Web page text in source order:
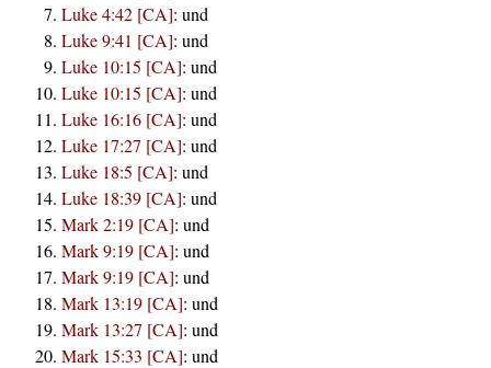
Luke 4:42 [CA]: und
Luke 9:41 [CA]: und
Luke 10:15 [CA]: und
Luke 10:15 [CA]: und
Luke 16:16 [CA]: und
Luke 17:27 [CA]: und
Luke 18:5 [CA]: und
Luke 18:39 [CA]: und
Mark 2:19 [CA]: und
Mark 9:19 [CA]: und
Mark 9:19 [CA]: und
Mark 13:19 [CA]: und
Mark 13:27 [CA]: und
Mark 15:33 [CA]: und